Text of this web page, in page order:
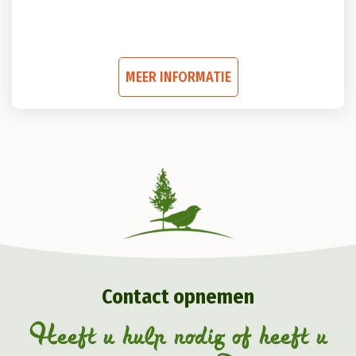
MEER INFORMATIE
product
worden
op
de
Contact opnemen
Heeft u hulp nodig of heeft u